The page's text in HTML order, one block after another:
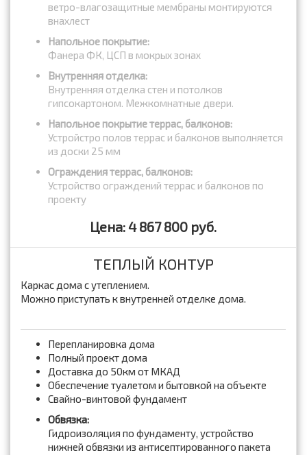
ветро-влагозащитные мембраны монтируются
внахлест
Напольное покрытие:
Фанера ФК, ЦСП в мокрых зонах
Внутренняя отделка:
Внутренняя отделка стен и потолков
гипсокартоном. Межкомнатные двери.
Напольное покрытие террас, балконов:
Устройстро полов террас и балконов выполняется
из доски 25 мм
Ограждения террас, балконов:
Устройство ограждений террас и балконов по
проекту
Цена: 4 867 800 руб.
ТЕПЛЫЙ КОНТУР
Каркас дома с утеплением.
Можно приступать к внутренней отделке дома.
Перепланировка дома
Полный проект дома
Доставка до 50км от МКАД
Обеспечение туалетом и бытовкой на объекте
Свайно-винтовой фундамент
Обвязка:
Гидроизоляция по фундаменту, устройство
нижней обвязки из антисептированного пакета